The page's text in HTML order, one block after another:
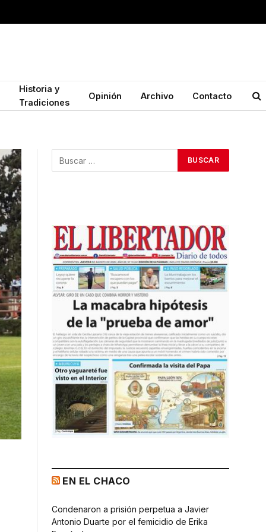
Historia y
Tradiciones
Opinión Archivo Contacto
EN EL CHACO
Condenaron a prisión perpetua a Javier
Antonio Duarte por el femicidio de Erika